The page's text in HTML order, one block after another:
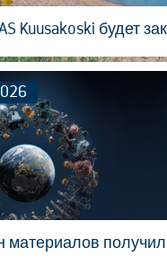
Kuusakoski будет